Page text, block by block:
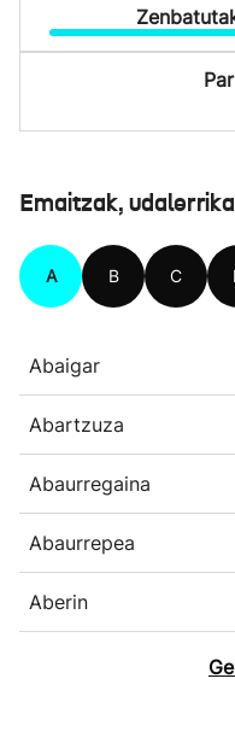
Emaitzak,
A B C
Abaigar
Abartzuza
Abaurregaina
Abaurrepea
Aberin